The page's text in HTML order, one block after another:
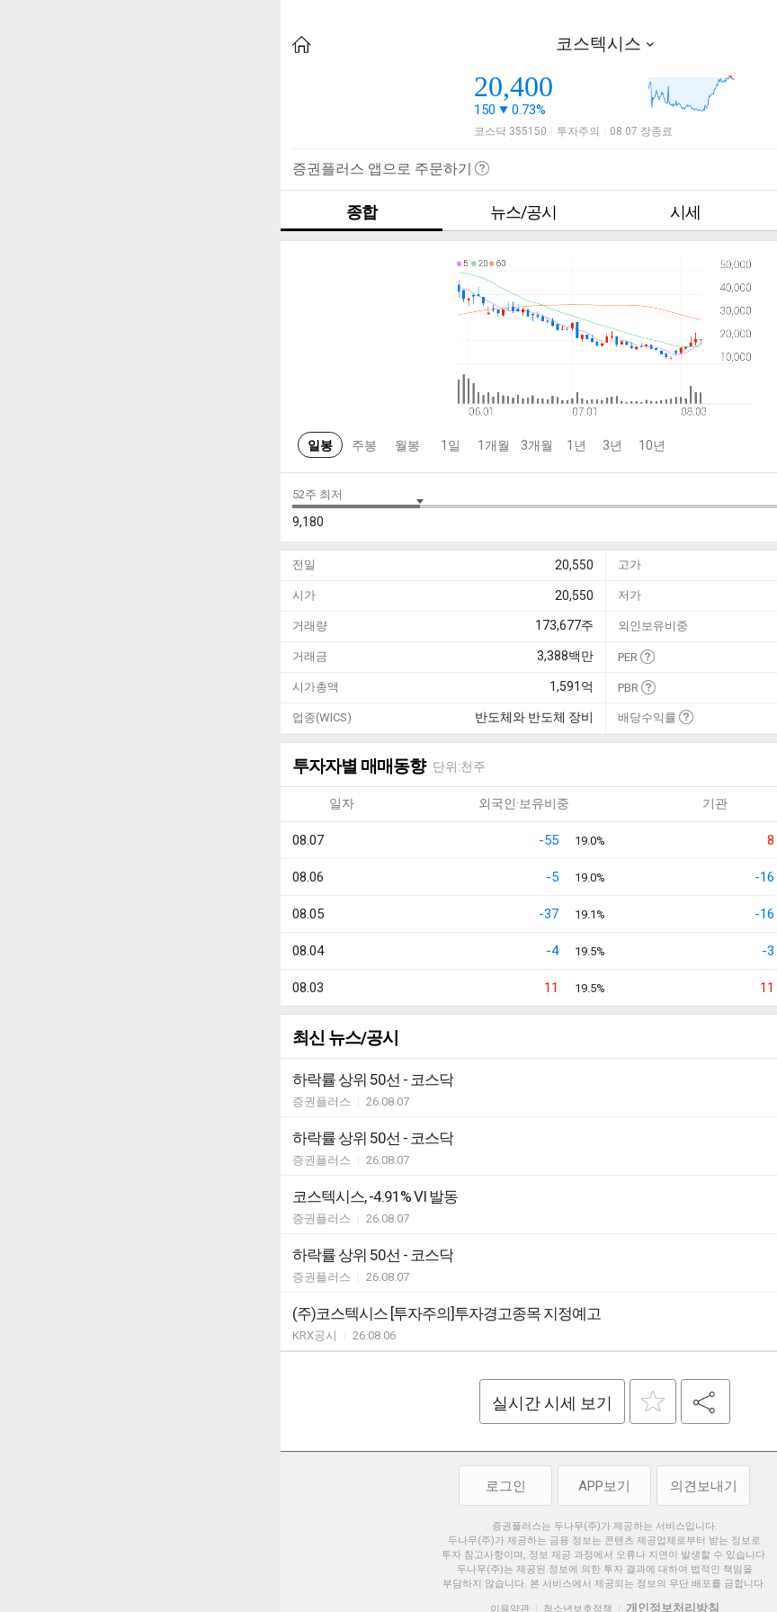
코스텍시스
20,400
150 0.73%
코스닥 355150 투자주의 08.07 장종료
증권플러스 앱으로 주문하기
종합 뉴스/공시 시세
일봉 주봉 월봉 1일 1개월 3개월 1년 3년 10년
52주 최저
9,180
전일 20,550 고가
시가 20,550 저가
거래량 173,677주 외인보유비중
거래금 3,388백만 PER
시가총액 1,591 억 PBR
업종(WICS) 반도체와 반도체 장비 배당수익률
투자자별 매매동향 단위:천주
일자 외국인·보유비중 기관
08.07 -55 19.0% 8
08.06 -5 19.0% -16
08.05 -37 19.1% -16
08.04 -4 19.5% -3
08.03 11 19.5% 11
최신 뉴스/공시
하락률 상위 50선 - 코스닥
증권플러스 26.08.07
하락률 상위 50선 - 코스닥
증권플러스 26.08.07
코스텍시스, -4.91% VI 발동
증권플러스 26.08.07
하락률 상위 50선 - 코스닥
증권플러스 26.08.07
(주)코스텍시스 [투자주의]투자경고종목 지정예고
KRX공시 26.08.06
실시간 시세 보기
로그인 APP보기 의견보내기
증권플러스는 두나무(주)가 제공하는 서비스입니다.
두나무(주)가 제공하는 금융 정보는 콘텐츠 제공업체로부터 받는 정보로
투자 참고사항이며, 정보 제공 과정에서 오류나 지연이 발생할 수 있습니다.
두나무(주)는 제공된 정보에 의한 투자 결과에 대하여 법적인 책임을
부담하지 않습니다. 본 서비스에서 제공되는 정보의 무단 배포를 금합니다.
이용약관 청소년보호정책 개인정보처리방침